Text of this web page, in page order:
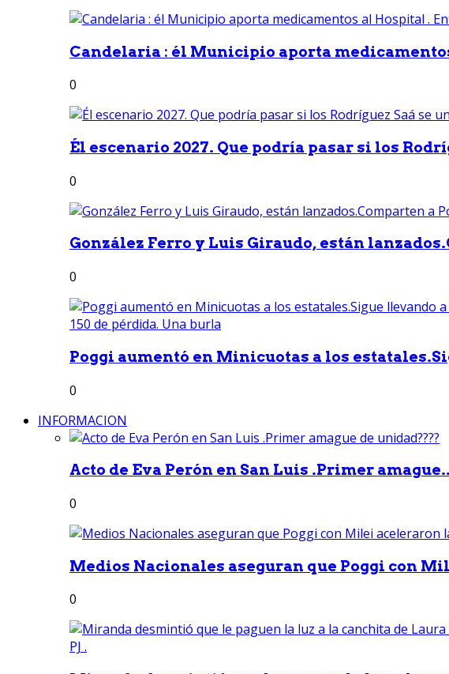
Candelaria : él Municipio aporta
0
Él escenario 2027. Que podría pasar si los
0
González Ferro y Luis Giraudo, están
0
Poggi aumentó en Minicuotas a los
0
INFORMACION
Acto de Eva Perón en San Luis .Primer
0
Medios Nacionales aseguran que Poggi con
0